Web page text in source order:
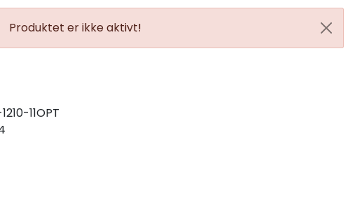
Produktet er ikke aktivt!
11OPT